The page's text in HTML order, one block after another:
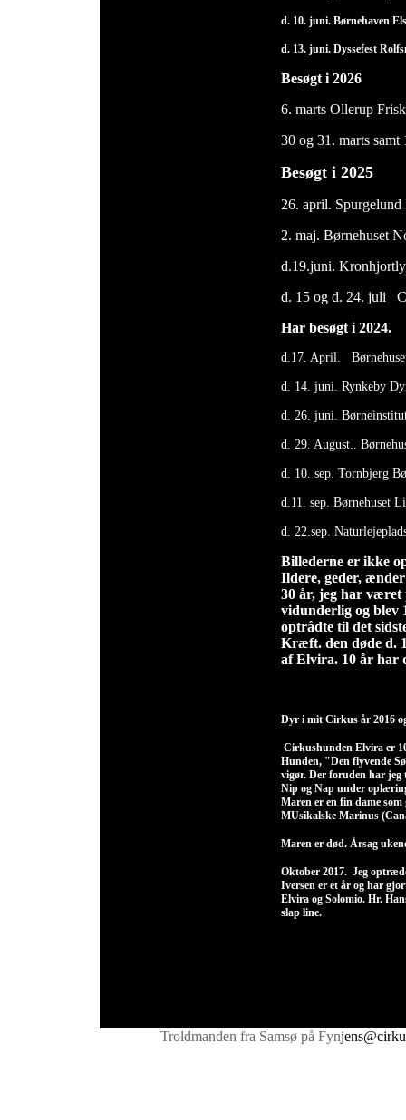
d. 10. juni. Børnehaven
d. 13. juni. Dyssefest
Besøgt i 2026
6. marts Ollerup
30 og 31. marts
Besøgt i 2025
26. april. Spurgelund
2. maj. Børnehuset
d.19.juni.
d. 15 og d. 24. juli
Har besøgt i 2024.
d.17. April.
d. 14. juni. Rynkeby
d. 26. juni.
d. 29. August..
d. 10. sep. Tornbjerg
d.11. sep. Børnehuset
d. 22.sep.
Billederne er ikke
Ildere, geder,
30 år, jeg har været
vidunderlig og blev
optrådte til det
Kræft. den døde d.
af Elvira. 10 år har
Dyr i mit Cirkus år 2016
Cirkushunden Elvira er
Hunden, "Den flyvende
vigør. Der foruden har
Nip og Nap under
Maren er en fin dame
MUsikalske Marinus
Maren er død. Årsag
Oktober 2017. Jeg
Iversen er et år og har
Elvira og Solomio. Hr.
slap line.
Troldmanden fra Samsø på Fyn